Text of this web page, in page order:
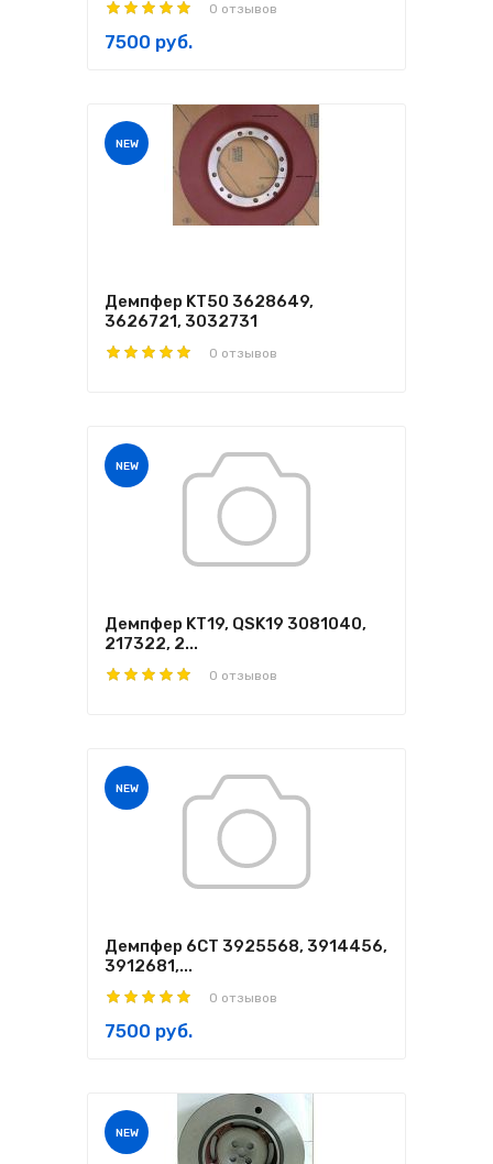
0 отзывов
7500 руб.
NEW
Демпфер KТ50 3628649,
3626721, 3032731
0 отзывов
NEW
Демпфер KТ19, QSK19 3081040,
217322, 2...
0 отзывов
NEW
Демпфер 6CT 3925568, 3914456,
3912681,...
0 отзывов
7500 руб.
NEW